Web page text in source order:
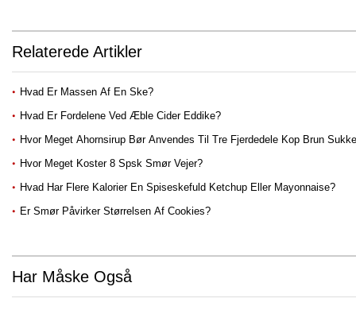
Relaterede Artikler
Hvad Er Massen Af ​​en Ske?
Hvad Er Fordelene Ved Æble Cider Eddike?
Hvor Meget Ahornsirup Bør Anvendes Til Tre Fjerdedele Kop Brun
Hvor Meget Koster 8 Spsk Smør Vejer?
Hvad Har Flere Kalorier En Spiseskefuld Ketchup Eller Mayonnaise?
Er Smør Påvirker Størrelsen Af ​​cookies?
Har Måske Også